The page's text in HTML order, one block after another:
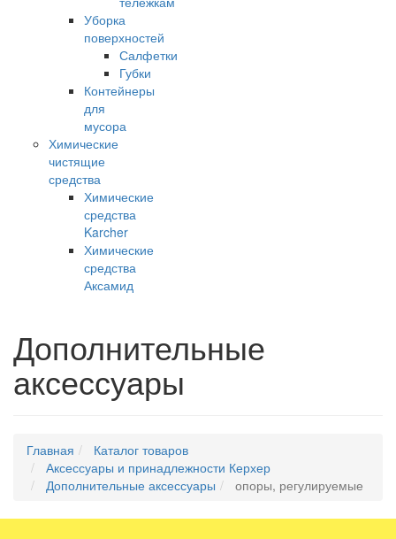
Уборка
поверхностей
Салфетки
Губки
Контейнеры
для
мусора
Химические
чистящие
средства
Химические
средства
Karcher
Химические
средства
Аксамид
Дополнительные
аксессуары
Главная
Каталог товаров
Аксессуары и принадлежности Керхер
Дополнительные аксессуары
опоры, регулируемые